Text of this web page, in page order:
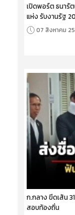
เปิดพอร์ต ธนารั
แห่ง รับงานรัฐ
07 สิงหาคม
ก.กลาง ขีดเส้น
สอบท้องถิ่น